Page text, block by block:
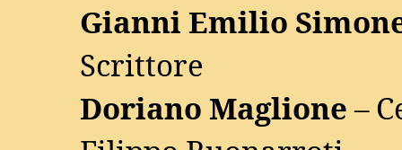
Gianni Emilio
Scrittore
Doriano Maglione–